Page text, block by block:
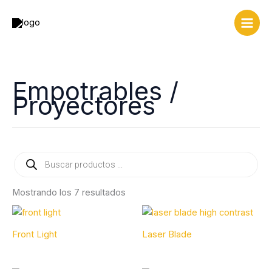
Empotrables /
Proyectores
productos
Mostrando los 7 resultados
Front Light Laser Blade